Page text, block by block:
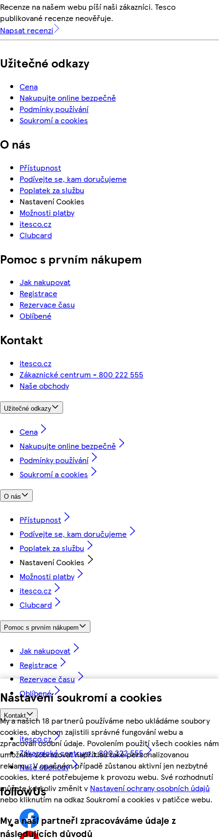
Nastavení soukromí a cookies
My a našich 18 partnerů používáme nebo ukládáme soubory
cookies, abychom zajistili správné fungování webu a
zpracovali osobní údaje. Povolením použití všech cookies nám
umožníte zobrazovat například také personalizovanou
reklamu. V opačném případě zůstanou aktivní jen nezbytné
cookies, které potřebujeme k provozu webu. Své rozhodnutí
můžete kdykoliv změnit v Nastavení ochrany osobních údajů
nebo kliknutím na odkaz Soukromí a cookies v patičce webu.
My a naši partneři zpracováváme údaje z
následujících důvodů
Recenze na našem webu píší naši zákazníci. Tesco
publikované recenze neověřuje.
Napsat recenzi
Užitečné odkazy
Cena
Nakupujte online bezpečně
Podmínky používání
Soukromí a cookies
O nás
Přístupnost
Podívejte se, kam doručujeme
Poplatek za službu
Nastavení Cookies
Možnosti platby
itesco.cz
Clubcard
Pomoc s prvním nákupem
Jak nakupovat
Registrace
Rezervace času
Oblíbené
Kontakt
itesco.cz
Zákaznické centrum - 800 222 555
Naše obchody
Užitečné odkazy
Cena
Nakupujte online bezpečně
Podmínky používání
Soukromí a cookies
O nás
Přístupnost
Podívejte se, kam doručujeme
Poplatek za službu
Nastavení Cookies
Možnosti platby
itesco.cz
Clubcard
Pomoc s prvním nákupem
Jak nakupovat
Registrace
Rezervace času
Oblíbené
Kontakt
itesco.cz
Zákaznické centrum - 800 222 555
Naše obchody
followUs